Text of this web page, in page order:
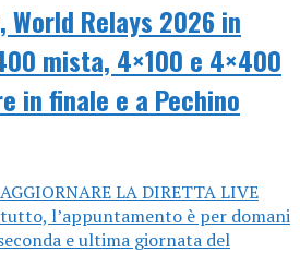
World Relays 2026 in
mista, 4×100 e 4×400
in finale e a Pechino
LA DIRETTA LIVE
tutto, l’appuntamento è per domani
e ultima giornata del